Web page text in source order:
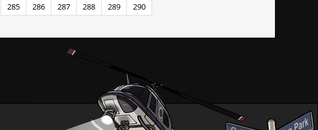
285 286 287 288 289 290